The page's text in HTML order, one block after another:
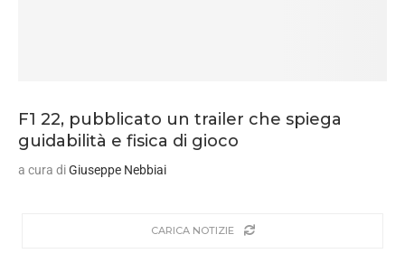
F1 22, pubblicato un trailer che spiega
guidabilità e fisica di gioco
a cura diGiuseppe Nebbiai
CARICA NOTIZIE